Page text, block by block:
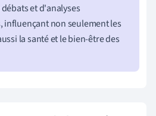
et d'analyses
non seulement les
la santé et le bien-être des